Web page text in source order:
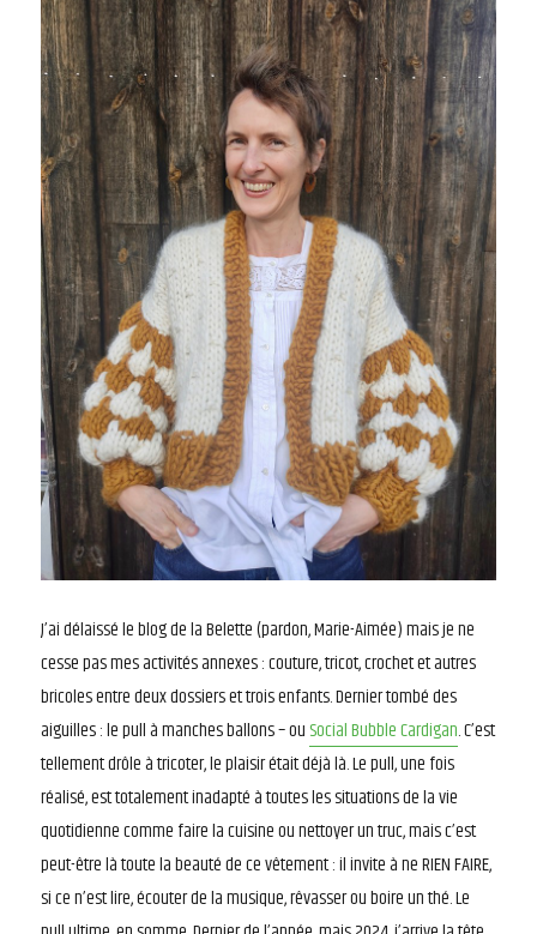
J’ai délaissé le blog de la Belette (pardon, Marie-Aimée) mais je ne
cesse pas mes activités annexes : couture, tricot, crochet et autres
bricoles entre deux dossiers et trois enfants. Dernier tombé des
aiguilles : le pull à manches ballons – ouSocial Bubble Cardigan. C’est
tellement drôle à tricoter, le plaisir était déjà là. Le pull, une fois
réalisé, est totalement inadapté à toutes les situations de la vie
quotidienne comme faire la cuisine ou nettoyer un truc, mais c’est
peut-être là toute la beauté de ce vêtement : il invite à ne RIEN FAIRE,
si ce n’est lire, écouter de la musique, rêvasser ou boire un thé. Le